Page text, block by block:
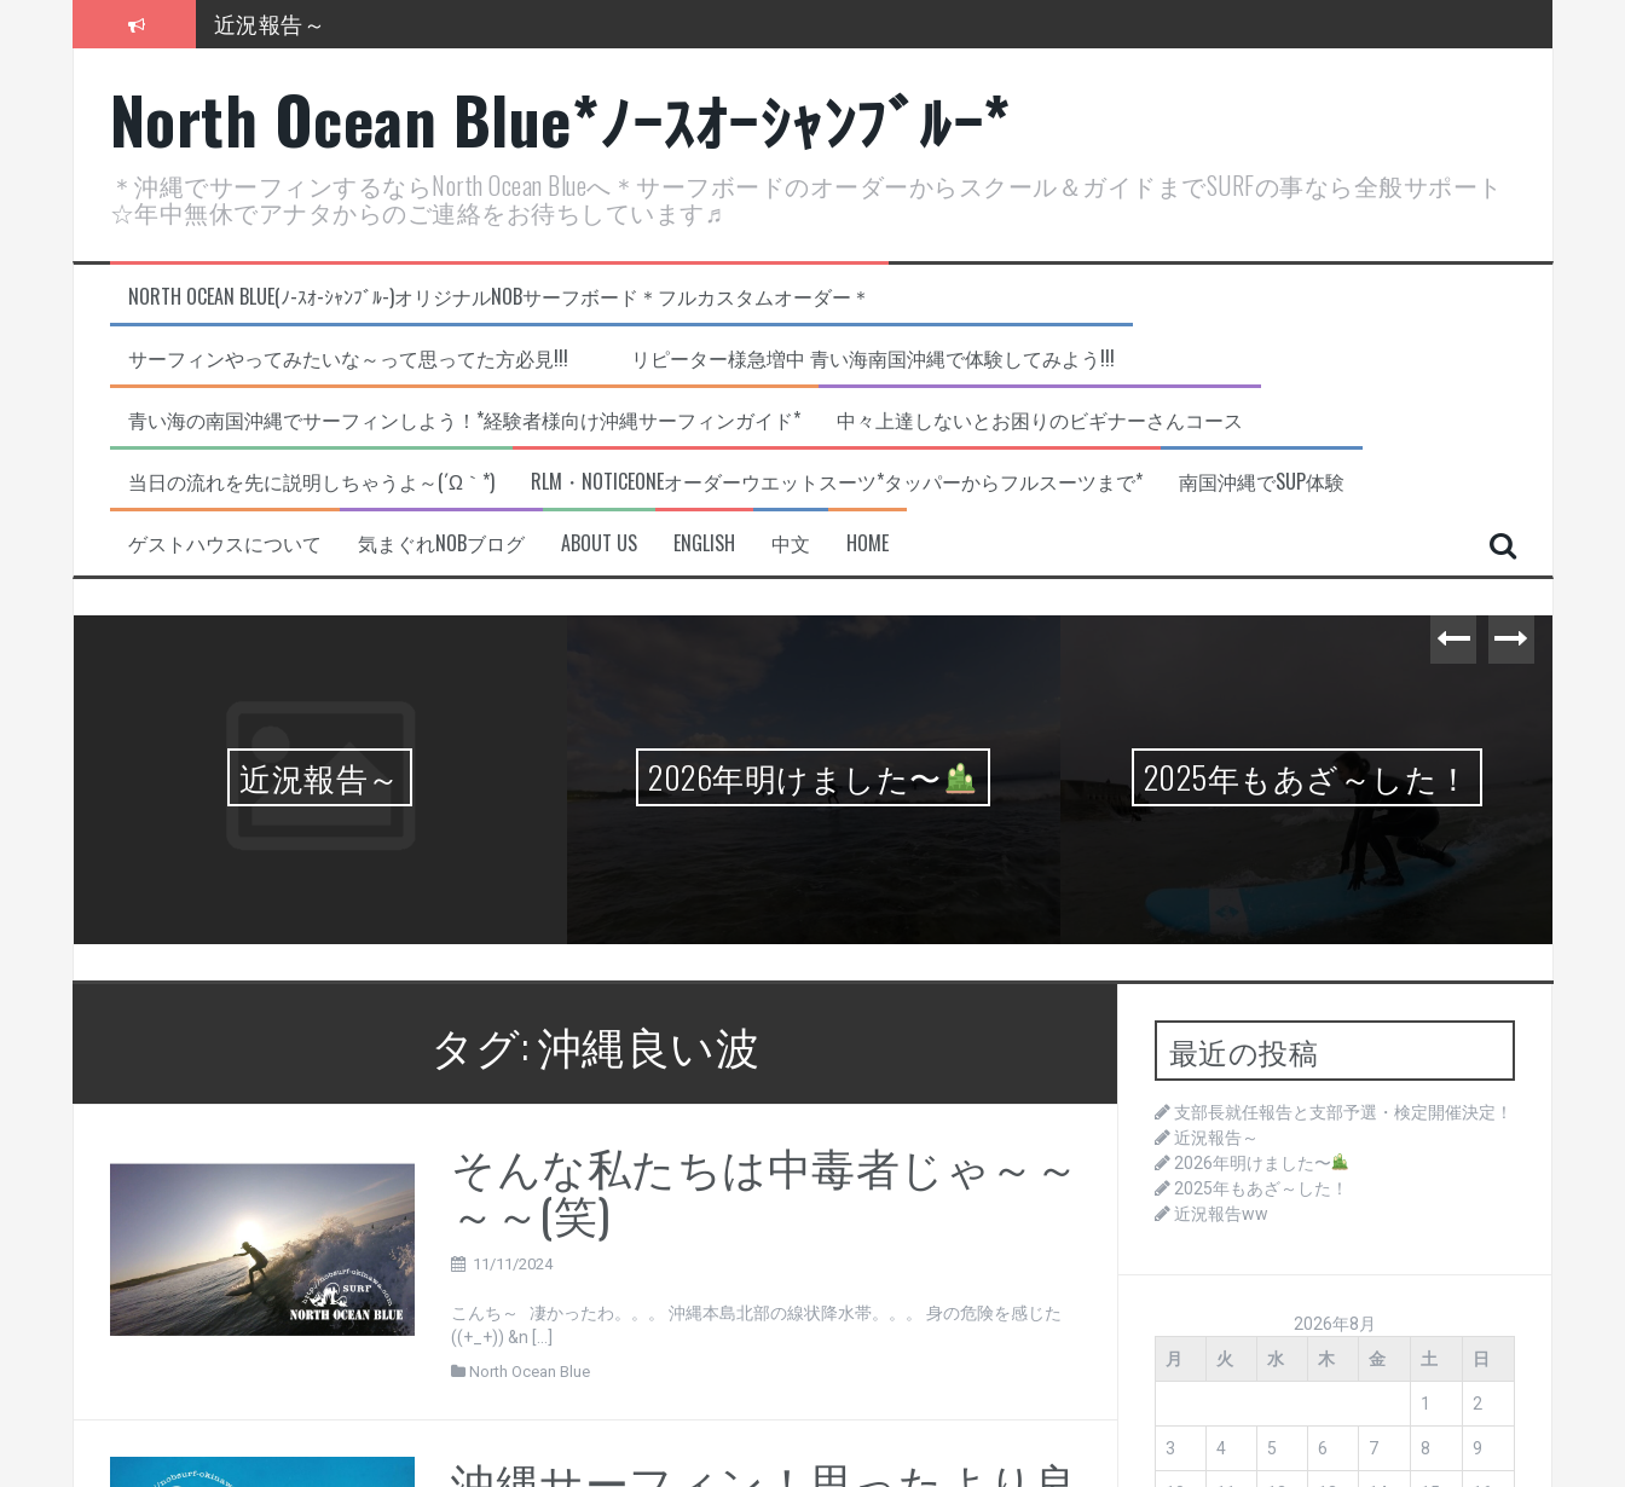
近況報告～
2025年もあざ～した！
ヤッチマッターーーー！！！
支部長就任報告と支部予選・検定開催決定！
North Ocean Blue*ﾉｰｽｵｰｼｬﾝﾌﾞﾙｰ*
＊沖縄でサーフィンするならNorth Ocean Blueへ＊サーフボードのオーダーからスクール＆ガイドまでSURFの事なら全般サポート
☆年中無休でアナタからのご連絡をお待ちしています♬
NORTH OCEAN BLUE(ﾉ-ｽｵ-ｼｬﾝﾌﾞﾙ-)オリジナルNOBサーフボード＊フルカスタムオーダー＊
サーフィンやってみたいな～って思ってた方必見!!! リピーター様急増中 青い海南国沖縄で体験してみよう!!!
青い海の南国沖縄でサーフィンしよう！*経験者様向け沖縄サーフィンガイド* 中々上達しないとお困りのビギナーさんコース
当日の流れを先に説明しちゃうよ～(´Ω｀*) RLM・NOTICEONEオーダーウエットスーツ*タッパーからフルスーツまで* 南国沖縄でSUP体験
ゲストハウスについて 気まぐれNOBブログ ABOUT US ENGLISH 中文 HOME
近況報告～ 2026年明けました〜 2025年もあざ～した！
タグ:沖縄良い波
そんな私たちは中毒者じゃ～～
～～(笑)
11/11/2024
こんち～ 凄かったわ。。。 沖縄本島北部の線状降水帯。。。 身の危険を感じた
((+_+)) &n […]
North Ocean Blue
最近の投稿
支部長就任報告と支部予選・検定開催決定！
近況報告～
2026年明けました〜
2025年もあざ～した！
近況報告ww
2026年8月
月
火 水 木 金 土 日
1 2
3 4 5 6 7 8 9